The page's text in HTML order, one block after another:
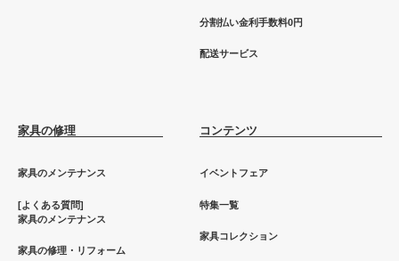
分割払い金利手数料0円
配送サービス
家具の修理
家具のメンテナンス
[よくある質問]
家具のメンテナンス
家具の修理・リフォーム
コンテンツ
イベントフェア
特集一覧
家具コレクション